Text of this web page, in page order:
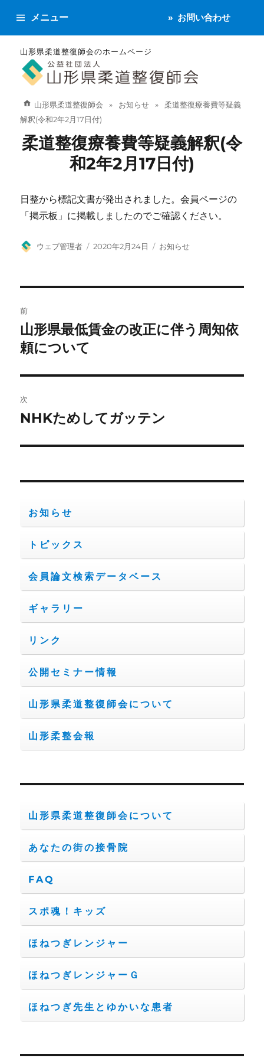
山形県柔道整復師会のホームページ
メニュー お問い合わせ
山形県柔道整復師会 お知らせ
柔道整復療養費等疑義
解釈(令和2年2月17日付)
柔道整復療養費等疑義解釈(令
和2年2月17日付)
日整から標記文書が発出されました。会員ページの
「掲示板」に掲載しましたのでご確認ください。
投
ウェブ管理者
投
2020年2月24日
カ
お知らせ
稿
ナ
ビ
ゲ
ー
シ
前
前
の
稿:
山形県最低賃金の改正に伴う周知依
頼について
次
次
投
NHKためしてガッテン
お知らせ
トピックス
会員論文検索データベース
ギャラリー
リンク
公開セミナー情報
山形県柔道整復師会について
山形柔整会報
山形県柔道整復師会について
あなたの街の接骨院
FAQ
スポ魂！キッズ
ほねつぎレンジャー
ほねつぎレンジャーＧ
ほねつぎ先生とゆかいな患者